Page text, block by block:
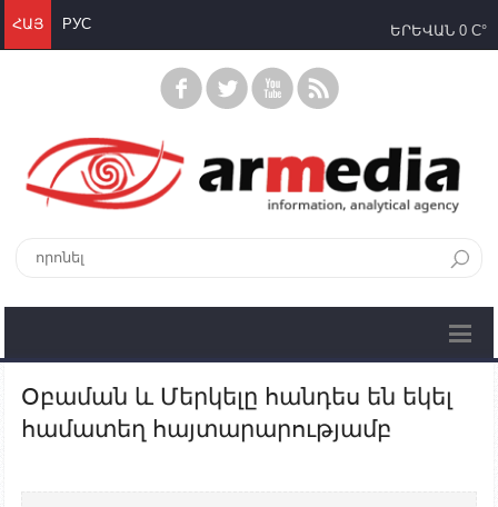
ՀԱՅ РУС ԵՐԵՎԱՆ 0 C°
Օբաման և Մերկելը հանդես են եկել
համատեղ հայտարարությամբ